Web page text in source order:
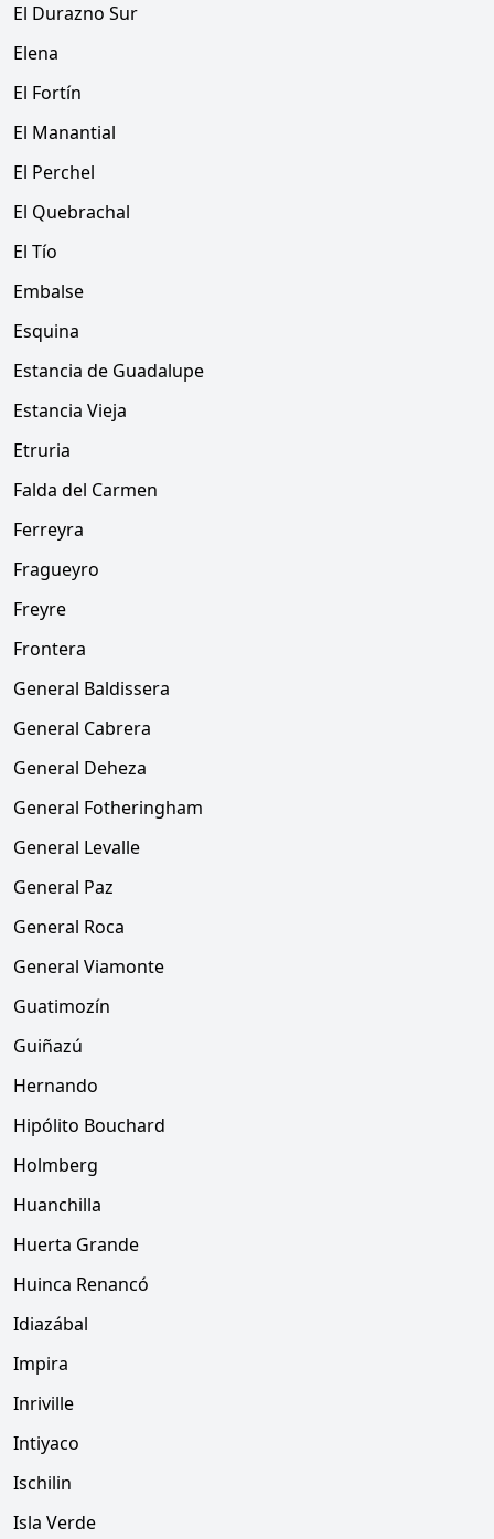
El Durazno Sur
Elena
El Fortín
El Manantial
El Perchel
El Quebrachal
El Tío
Embalse
Esquina
Estancia de Guadalupe
Estancia Vieja
Etruria
Falda del Carmen
Ferreyra
Fragueyro
Freyre
Frontera
General Baldissera
General Cabrera
General Deheza
General Fotheringham
General Levalle
General Paz
General Roca
General Viamonte
Guatimozín
Guiñazú
Hernando
Hipólito Bouchard
Holmberg
Huanchilla
Huerta Grande
Huinca Renancó
Idiazábal
Impira
Inriville
Intiyaco
Ischilin
Isla Verde